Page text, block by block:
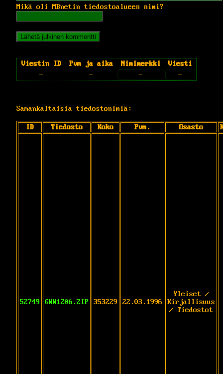
Mikä oli MBnetin tiedostoalueen nimi?
Viestin ID Pvm ja aika Nimimerkki
Viesti
-
- - -
Samankaltaisia tiedostonimiä:
ID Tiedosto Koko Pvm. Osasto
52749 GWW1206.ZIP 353229 22.03.1996
Yleiset /
Kirjallisuus
/ Tiedostot